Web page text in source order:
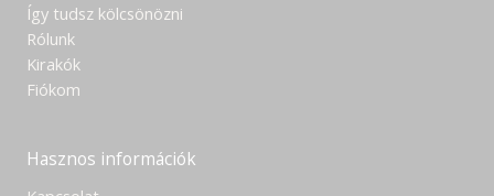
Így tudsz kölcsönözni
Rólunk
Kirakók
Fiókom
Hasznos információk